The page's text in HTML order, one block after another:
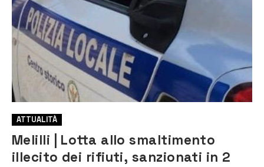
ATTUALITÀ
Melilli | Lotta allo smaltimento
illecito dei rifiuti, sanzionati in 2